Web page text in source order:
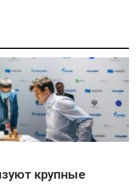
крупные